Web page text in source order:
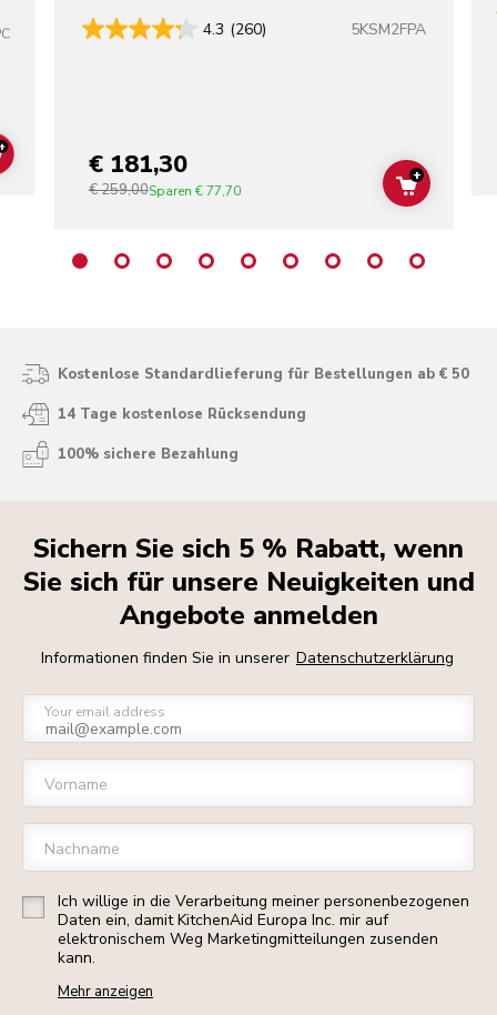
ADD TO CART
4.3 (260) 5KSM2FPA
€ 181,30
€ 259,00Sparen € 77,70 ADD TO
+
Kostenlose Standardlieferung für Bestellungen ab € 50
14 Tage kostenlose Rücksendung
100% sichere Bezahlung
Sichern Sie sich 5 % Rabatt, wenn
Sie sich für unsere Neuigkeiten und
Angebote anmelden
Informationen finden Sie in unserer Datenschutzerklärung
Your email address
Vorname
Nachname
Ich willige in die Verarbeitung meiner personenbezogenen
Daten ein, damit KitchenAid Europa Inc. mir auf
elektronischem Weg Marketingmitteilungen zusenden
kann.
Mehr anzeigen